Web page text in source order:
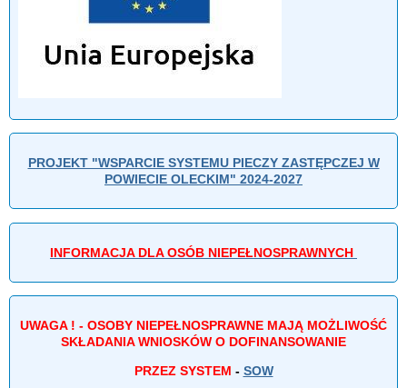
PROJEKT "WSPARCIE SYSTEMU PIECZY ZASTĘPCZEJ W
POWIECIE OLECKIM" 2024-2027
INFORMACJA DLA OSÓB NIEPEŁNOSPRAWNYCH
UWAGA ! - OSOBY NIEPEŁNOSPRAWNE MAJĄ MOŻLIWOŚĆ
SKŁADANIA WNIOSKÓW O DOFINANSOWANIE
PRZEZ SYSTEM - SOW